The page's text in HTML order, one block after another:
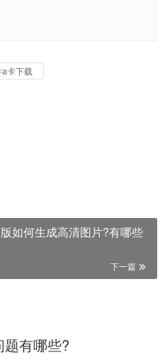
卡下载
如何生成高清图片?有哪些
下一篇
有哪些?